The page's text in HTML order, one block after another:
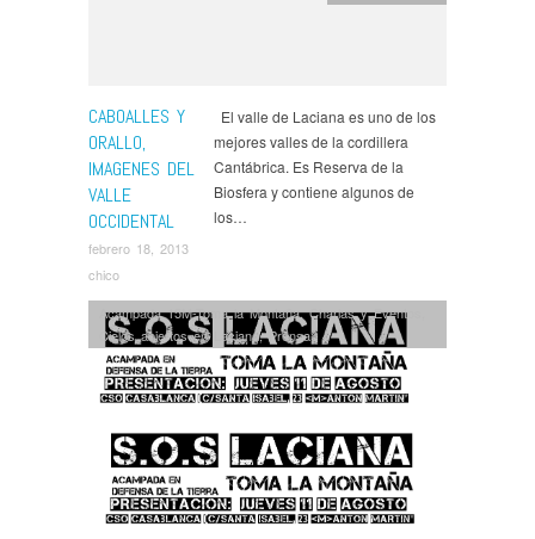
CABOALLES Y
ORALLO,
IMAGENES DEL
VALLE
OCCIDENTAL
febrero 18, 2013
chico
El valle de Laciana es uno de los
mejores valles de la cordillera
Cantábrica. Es Reserva de la
Biosfera y contiene algunos de
los…
Acampada 15M-Toma la Montaña,Charlas y Eventos
Cielos abiertos en Laciana,Prensa